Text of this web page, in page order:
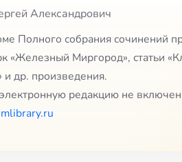
Александрович
Полного собрания сочинений
«Железный Миргород», статьи
и др. произведения.
редакцию не